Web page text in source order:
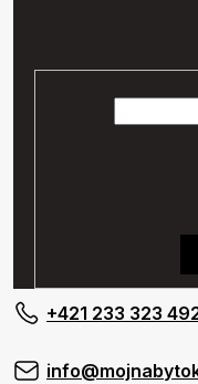
+421 233 323